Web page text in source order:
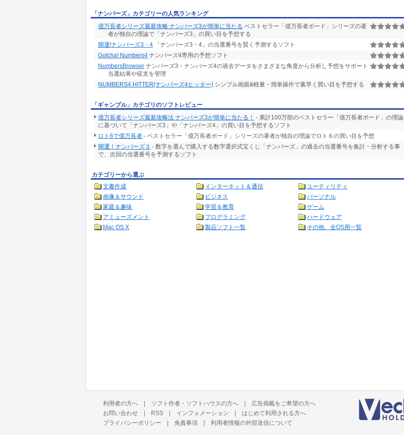
「ナンバーズ」カテゴリーの人気ランキング
億万長者シリーズ最新攻略 ナンバーズ3が簡単に当たる ベストセラー「億万長者ボード」シリーズの著
者が独自の理論で「ナンバーズ3」の買い目を予想する
開運!ナンバーズ3・4 「ナンバーズ3・4」の当選番号を賢く予測するソフト
Gotcha! Numbers4 ナンバーズ4専用の予想ソフト
NumbersBrowser ナンバーズ3・ナンバーズ4の過去データをさまざまな角度から分析し予想をサポート
当選結果や収支を管理
NUMBERS4 HITTER(ナンバーズ4ヒッター) シンプル画面&軽量・簡単操作で素早く買い目を予想する
「ギャンブル」カテゴリのソフトレビュー
億万長者シリーズ最新攻略法 ナンバーズ3が簡単に当たる！ - 累計100万部のベストセラー「億万長者ボード」の理論
に基づいて「ナンバーズ3」や「ナンバーズ4」の買い目を予想するソフト
ロト6で億万長者 - ベストセラー「億万長者ボード」シリーズの著者が独自の理論でロト６の買い目を予想
開運！ナンバーズ３ - 数字を選んで購入する数字選択式宝くじ「ナンバーズ」の過去の当選番号を集計・分析する事
で、次回の当選番号を予測するソフト
カテゴリーから選ぶ
文書作成
インターネット＆通信
ユーティリティ
画像＆サウンド
ビジネス
パーソナル
家庭＆趣味
学習＆教育
ゲーム
アミューズメント
プログラミング
ハードウェア
Mac OS X
製品ソフト一覧 その他、全OS用一覧
利用者の方へ | ソフト作者・ソフトハウスの方へ | 広告掲載をご希望の方へ
お問い合わせ | RSS | インフォメーション | はじめて利用される方へ
プライバシーポリシー | 免責事項 | 利用者情報の外部送信について